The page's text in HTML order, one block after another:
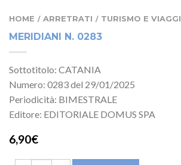
HOME / ARRETRATI / TURISMO E VIAGGI
MERIDIANI N. 0283
Sottotitolo: CATANIA
Numero: 0283 del 29/01/2025
Periodicità: BIMESTRALE
Editore: EDITORIALE DOMUS SPA
6,90€